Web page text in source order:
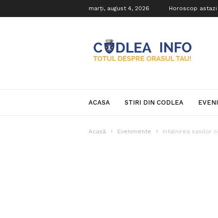
marți, august 4, 2026 Horoscop astazi
Info
ACASA STIRI DIN CODLEA
Acasă Evenimente Intalnirea sasilor